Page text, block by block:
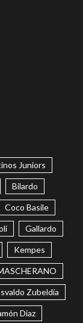
Juniors
Bilardo
Coco Basile
Gallardo
Kempes
Zubeldía
Díaz